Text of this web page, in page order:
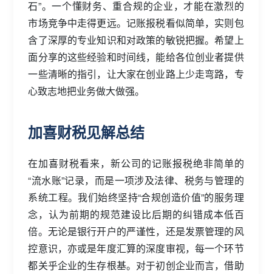
石”。一个懂财务、重合规的企业，才能在激烈的
市场竞争中走得更远。记账报税看似简单，实则包
含了深厚的专业知识和对政策的敏锐把握。希望上
面分享的这些经验和时间线，能给各位创业者提供
一些清晰的指引，让大家在创业路上少走弯路，专
心致志地把业务做大做强。
加喜财税见解总结
在加喜财税看来，新公司的记账报税绝非简单的
“流水账”记录，而是一项涉及法律、税务与管理的
系统工程。我们始终坚持“合规创造价值”的服务理
念，认为前期的规范建设比后期的纠错成本低百
倍。无论是银行开户的严谨性，还是发票管理的风
控意识，亦或是年度汇算的深度审视，每一个环节
都关乎企业的生存根基。对于初创企业而言，借助